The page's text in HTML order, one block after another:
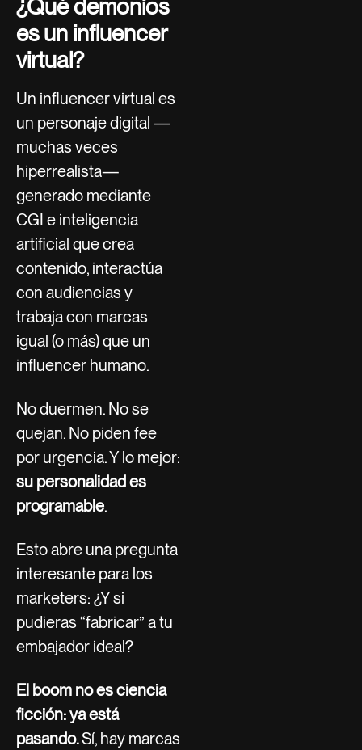
¿Qué demonios
es un influencer
virtual?
Un influencer virtual es
un personaje digital —
muchas veces
hiperrealista—
generado mediante
CGI e inteligencia
artificial que crea
contenido, interactúa
con audiencias y
trabaja con marcas
igual (o más) que un
influencer humano.
No duermen. No se
quejan. No piden fee
por urgencia. Y lo mejor:
su personalidad es
programable.
Esto abre una pregunta
interesante para los
marketers: ¿Y si
pudieras “fabricar” a tu
embajador ideal?
El boom no es ciencia
ficción: ya está
pasando.Sí, hay marcas